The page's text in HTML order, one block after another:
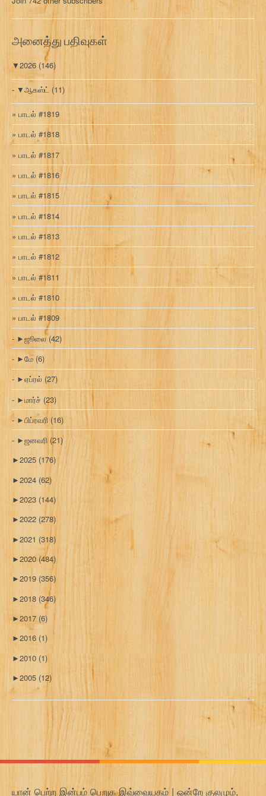
க
வ
அனைத்து பதிவுகள்
▼2026 (146)
▼ஆகஸ்ட் (11)
பாடல் #1819
பாடல் #1818
பாடல் #1817
பாடல் #1816
பாடல் #1815
பாடல் #1814
பாடல் #1813
பாடல் #1812
பாடல் #1811
பாடல் #1810
பாடல் #1809
►ஜூலை(42)
►மே (6)
►ஏப்ரல் (27)
►மார்ச் (23)
►பிப்ரவரி (16)
►ஜனவரி (21)
►2025 (176)
►2024 (62)
►2023 (144)
►2022 (278)
►2021 (318)
►2020 (484)
►2019 (356)
►2018 (346)
►2017 (6)
►2016 (1)
►2010 (1)
►2005 (12)
யான் பெற்ற இன்பம் பெறுக இவ்வையகம் | ஒன்றே குலமும்,